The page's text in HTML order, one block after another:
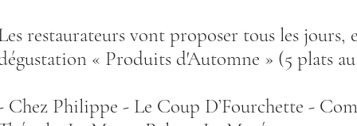
restaurateurs vont proposer tous les
« Produits d'Automne » (5 plats
Chez Philippe - Le Coup D’Fourchette -